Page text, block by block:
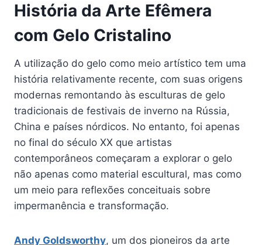
História da Arte Efêmera
com Gelo Cristalino
A utilização do gelo como meio artístico tem uma
história relativamente recente, com suas origens
modernas remontando às esculturas de gelo
tradicionais de festivais de inverno na Rússia,
China e países nórdicos. No entanto, foi apenas
no final do século XX que artistas
contemporâneos começaram a explorar o gelo
não apenas como material escultural, mas como
um meio para reflexões conceituais sobre
impermanência e transformação.
Andy Goldsworthy, um dos pioneiros da arte